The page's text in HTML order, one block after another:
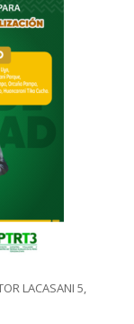
LACASANI 5,